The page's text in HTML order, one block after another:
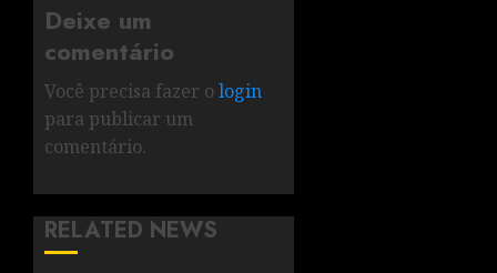
Deixe um
comentário
Você precisa fazer o login
para publicar um
comentário.
RELATED NEWS